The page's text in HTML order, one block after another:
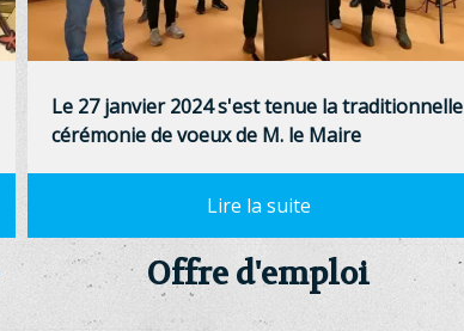
Le 27 janvier 2024 s'est tenue la traditionnelle
cérémonie de voeux de M. le Maire
Offre d'emploi